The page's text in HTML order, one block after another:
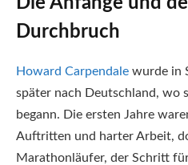
Durchbruch
Howard Carpendale wurde in
später nach Deutschland, wo
begann. Die ersten Jahre
Auftritten und harter Arbeit,
Marathonläufer, der Schritt